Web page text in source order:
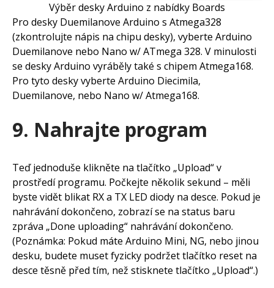
Výběr desky Arduino z nabídky Boards
Pro desky Duemilanove Arduino s Atmega328
(zkontrolujte nápis na chipu desky), vyberte Arduino
Duemilanove nebo Nano w/ ATmega 328. V minulosti
se desky Arduino vyráběly také s chipem Atmega168.
Pro tyto desky vyberte Arduino Diecimila,
Duemilanove, nebo Nano w/ Atmega168.
9. Nahrajte program
Teď jednoduše klikněte na tlačítko „Upload“ v
prostředí programu. Počkejte několik sekund – měli
byste vidět blikat RX a TX LED diody na desce. Pokud je
nahrávání dokončeno, zobrazí se na status baru
zpráva „Done uploading“ nahrávání dokončeno.
(Poznámka: Pokud máte Arduino Mini, NG, nebo jinou
desku, budete muset fyzicky podržet tlačítko reset na
desce těsně před tím, než stisknete tlačítko „Upload“.)